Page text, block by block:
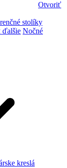
Otvoriť
stolíky
ďalšie Nočné
kreslá